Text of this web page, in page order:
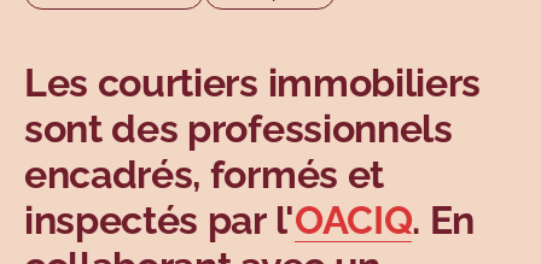
Sujets
Les courtiers immobiliers
sont des professionnels
encadrés, formés et
inspectés par l'OACIQ. En